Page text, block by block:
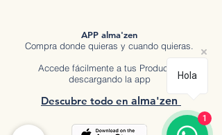
APP alma'zen
Compra donde quieras y cuando quieras.
Accede fácilmente a tus Productos
descargando la app
Descubre todo en a lma'zen
Hola
1